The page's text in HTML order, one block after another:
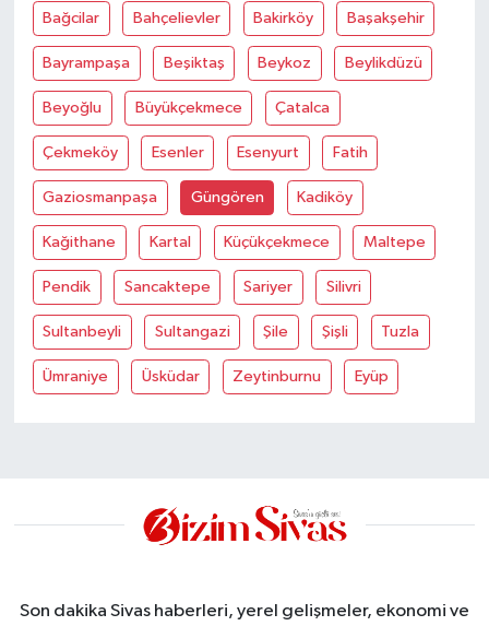
Bağcilar Bahçelievler Bakirköy Başakşehir
Bayrampaşa Beşiktaş Beykoz Beylikdüzü
Beyoğlu Büyükçekmece Çatalca
Çekmeköy Esenler Esenyurt Fatih
Gaziosmanpaşa Güngören Kadiköy
Kağithane Kartal Küçükçekmece Maltepe
Pendik Sancaktepe Sariyer Silivri
Sultanbeyli Sultangazi Şile Şişli Tuzla
Ümraniye Üsküdar Zeytinburnu Eyüp
Son dakika Sivas haberleri, yerel gelişmeler, ekonomi ve